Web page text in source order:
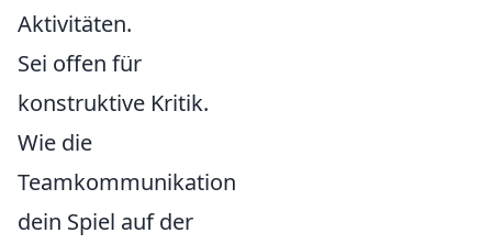
Aktivitäten.
Sei offen für
konstruktive Kritik.
Wie die
Teamkommunikation
dein Spiel auf der